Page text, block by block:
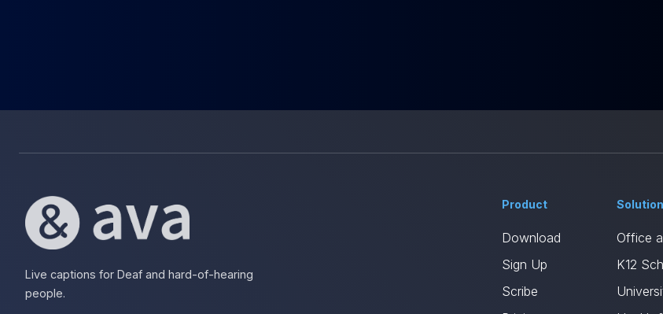
Live captions for Deaf and hard-of-hearing
people.
Product
Download
Sign Up
Scribe
Office
K12